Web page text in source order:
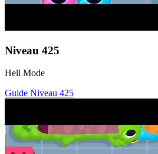
Niveau 425
Hell Mode
Guide Niveau 425